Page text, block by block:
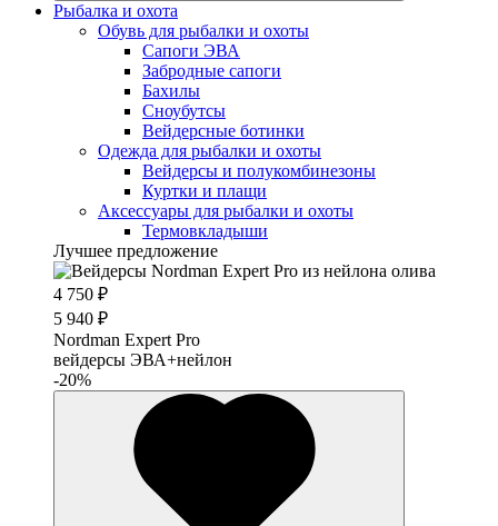
Рыбалка и охота
Обувь для рыбалки и охоты
Сапоги ЭВА
Забродные сапоги
Бахилы
Сноубутсы
Вейдерсные ботинки
Одежда для рыбалки и охоты
Вейдерсы и полукомбинезоны
Куртки и плащи
Аксессуары для рыбалки и охоты
Термовкладыши
Лучшее предложение
4 750 ₽
5 940 ₽
Nordman Expert Pro
вейдерсы ЭВА+нейлон
-20%